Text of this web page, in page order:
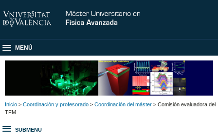
MENÚ
Inicio > Coordinación y profesorado > Coordinación del máster > Comisión evaluadora del
TFM
SUBMENU